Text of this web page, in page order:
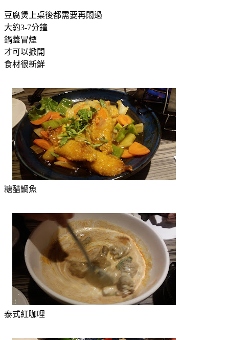
豆腐煲上桌後都需要再悶過
大約3-7分鐘
鍋蓋冒煙
才可以掀開
食材很新鮮
糖醋鯛魚
泰式紅咖哩